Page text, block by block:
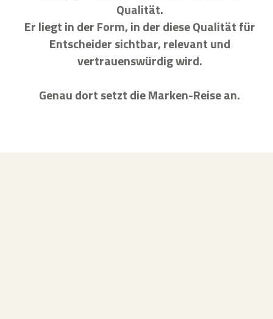
Qualität.
Er liegt in der Form, in der diese Qualität für
Entscheider sichtbar, relevant und
vertrauenswürdig wird.
Genau dort setzt die Marken-Reise an.